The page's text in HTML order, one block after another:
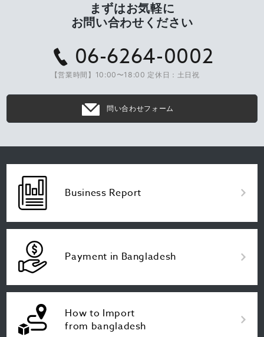
まずはお気軽に
お問い合わせください
06-6264-0002
【営業時間】10:00〜18:00 定休日：土日祝
問い合わせフォーム
Business Report
Payment in Bangladesh
How to Import
from bangladesh